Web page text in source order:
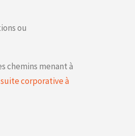
ou
chemins menant à
suite corporative à